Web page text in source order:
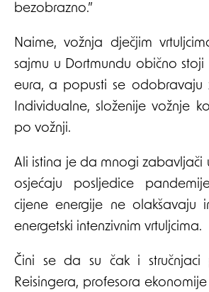
bezobrazno.”
Naime, vožnja dječjim
sajmu u Dortmundu obično
eura, a popusti se odobravaju
Individualne, složenije vožnje
po vožnji.
Ali istina je da mnogi zabavljači
osjećaju posljedice
cijene energije ne olakšavaju
energetski intenzivnim vrtuljcima.
Čini se da su čak i stručnjaci
Reisingera, profesora